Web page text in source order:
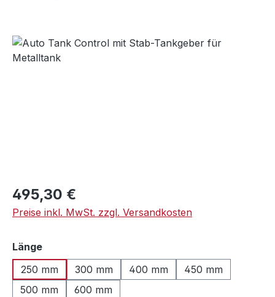
Bildergalerie überspringen
Regulärer Preis:
495,30 €
Preise inkl. MwSt. zzgl. Versandkosten
Längeauswählen
250 mm
300 mm 400 mm
450 mm
500 mm
600 mm